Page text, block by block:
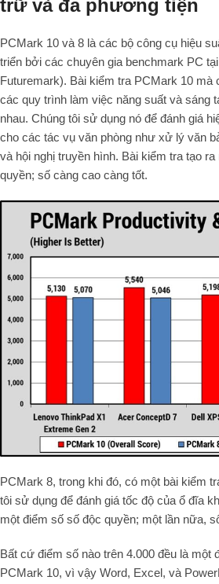
trữ và đa phương tiện
PCMark 10 và 8 là các bộ công cụ hiệu
triển bởi các chuyên gia benchmark PC
Futuremark). Bài kiểm tra PCMark 10 mà
các quy trình làm việc năng suất và sáng
nhau. Chúng tôi sử dụng nó để đánh giá
cho các tác vụ văn phòng như xử lý văn
và hội nghị truyền hình. Bài kiểm tra tạo
quyền; số càng cao càng tốt.
PCMark 8, trong khi đó, có một bài kiểm
tôi sử dụng để đánh giá tốc độ của ổ đĩa
một điểm số số độc quyền; một lần nữa,
Bất cứ điểm số nào trên 4.000 đều là một
PCMark 10, vì vậy Word, Excel, và